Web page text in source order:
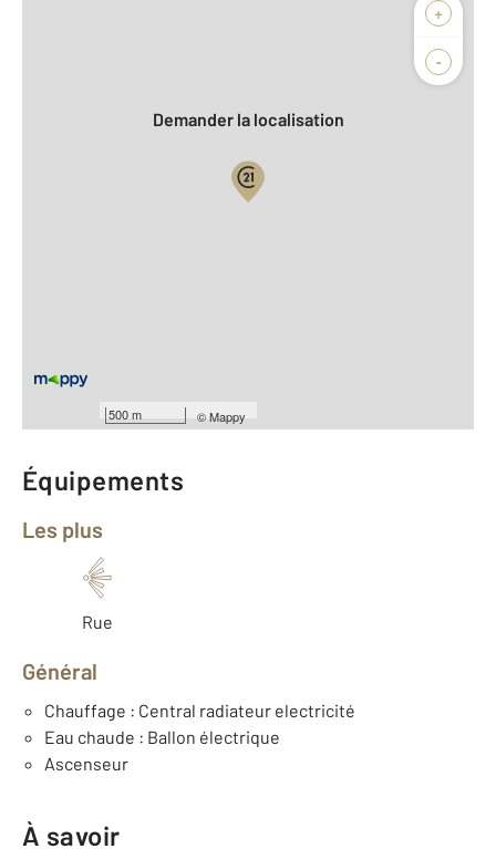
+
-
500 m ©Mappy
Demander la localisation
Nombre de pièces : 1
Année construction : 2008
Équipements
Les plus
Rue
Général
Chauffage : Central radiateur electricité
Eau chaude : Ballon électrique
Ascenseur
À savoir